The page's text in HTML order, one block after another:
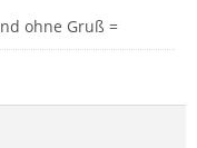
ohne Gruß =